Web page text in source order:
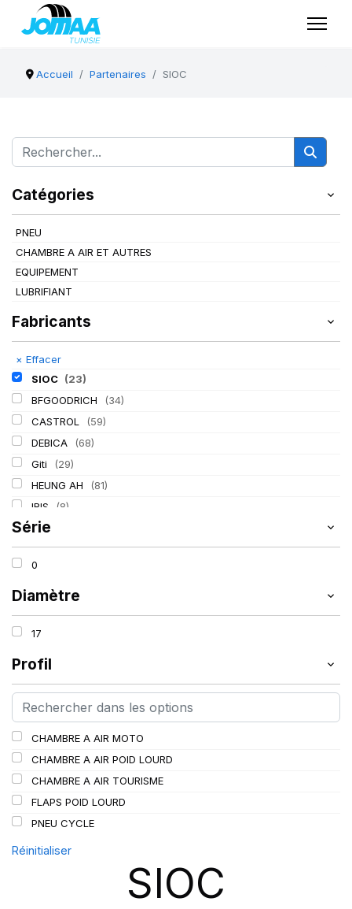
Accueil Partenaires SIOC
Catégories
PNEU
CHAMBRE A AIR ET AUTRES
EQUIPEMENT
LUBRIFIANT
Fabricants
× Effacer
SIOC (23)
BFGOODRICH
(34)
CASTROL
(59)
DEBICA
(68)
Giti
(29)
HEUNG AH
(81)
IRIS
(8)
ITALMATIC
KLEBER (116)
LASSA
LING LONG
MICHELIN (345)
MITAS
Mondolfo ferro
SCHRADER (24)
SPEEDWAYS (64)
STICA (3)
TIGAR (24)
Série
0
Diamètre
17
Profil
CHAMBRE A AIR MOTO
CHAMBRE A AIR POID LOURD
CHAMBRE A AIR TOURISME
FLAPS POID LOURD
PNEU CYCLE
Réinitialiser
SIOC